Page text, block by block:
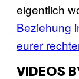
eigentlich
Beziehung
eurer
VIDEOS